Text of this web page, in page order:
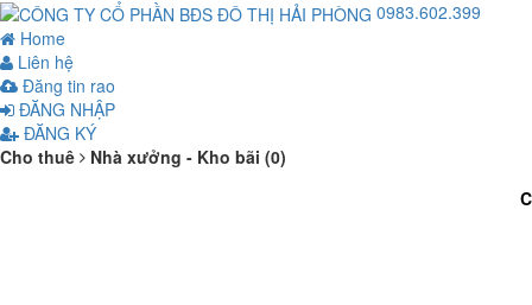
0983.602.399
Home
Liên hệ
Đăng tin rao
ĐĂNG NHẬP
ĐĂNG KÝ
Cho thuê
Nhà xưởng - Kho bãi (0)